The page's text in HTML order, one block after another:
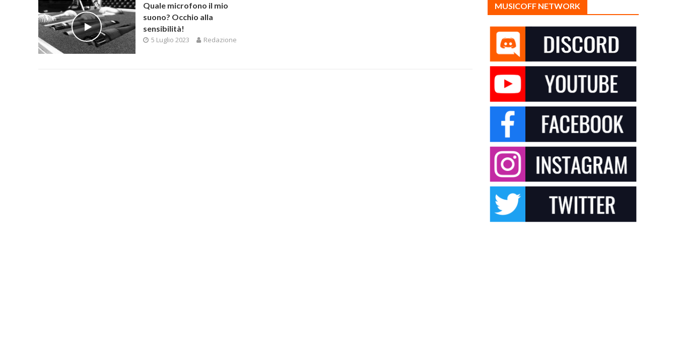
Quale microfono il mio
suono? Occhio alla
sensibilità!
5 Luglio 2023 Redazione
MUSICOFF NETWORK